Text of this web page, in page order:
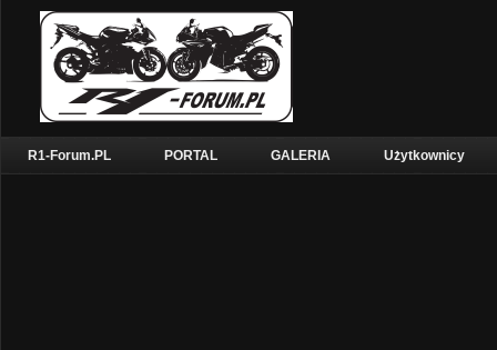
R1-Forum.PL PORTAL GALERIA Użytkownicy